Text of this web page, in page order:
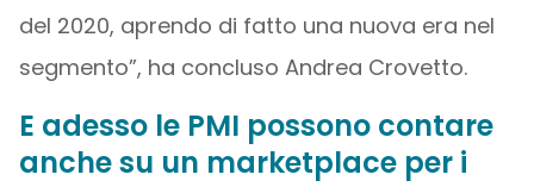
del 2020, aprendo di fatto una nuova era nel
segmento”, ha concluso Andrea Crovetto.
E adesso le PMI possono contare
anche su un marketplace per i